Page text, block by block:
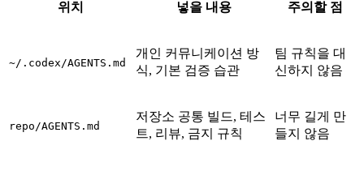
위치 넣을 내용 주의할 점
~/.codex/AGENTS.md
개인 커뮤니케이션 방
식, 기본 검증 습관
팀 규칙을 대
신하지 않음
repo/AGENTS.md
저장소 공통 빌드, 테스
트, 리뷰, 금지 규칙
너무 길게 만
들지 않음